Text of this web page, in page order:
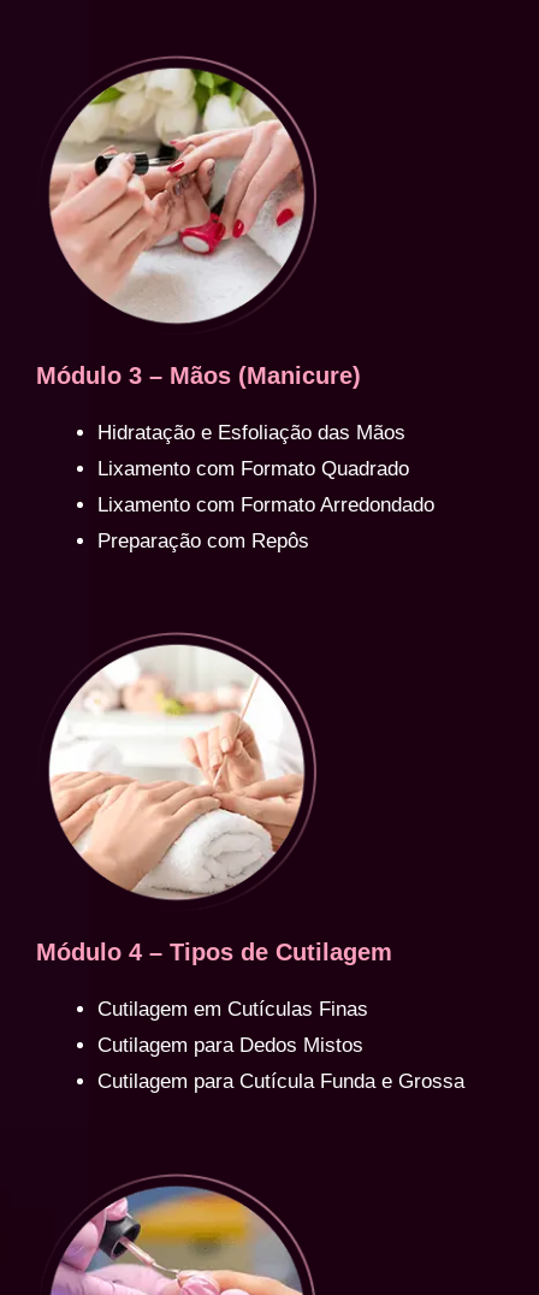
Módulo 3 – Mãos (Manicure)
Hidratação e Esfoliação das Mãos
Lixamento com Formato Quadrado
Lixamento com Formato Arredondado
Preparação com Repôs
Módulo 4 – Tipos de Cutilagem
Cutilagem em Cutículas Finas
Cutilagem para Dedos Mistos
Cutilagem para Cutícula Funda e Grossa